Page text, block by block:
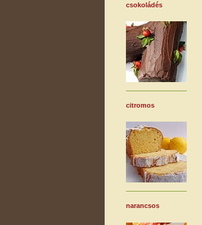
csokoládés
citromos
narancsos